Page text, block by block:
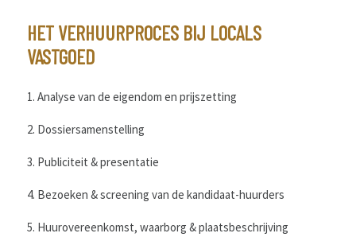
HET VERHUURPROCES BIJ LOCALS
VASTGOED
1. Analyse van de eigendom en prijszetting
2. Dossiersamenstelling
3. Publiciteit & presentatie
4. Bezoeken & screening van de kandidaat-huurders
5. Huurovereenkomst, waarborg & plaatsbeschrijving